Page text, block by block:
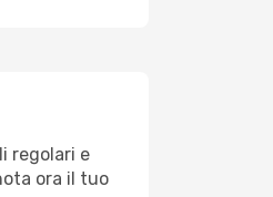
regolari e
ora il tuo